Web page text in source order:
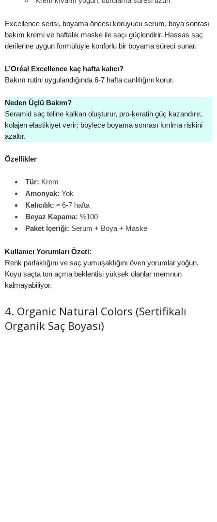
Excellence serisi, boyama öncesi koruyucu serum, boya sonrası
bakım kremi ve haftalık maske ile saçı güçlendirir. Hassas saç
derilerine uygun formülüyle konforlu bir boyama süreci sunar.
L’Oréal Excellence kaç hafta kalıcı?
Bakım rutini uygulandığında 6-7 hafta canlılığını korur.
Neden Üçlü Bakım?
Seramid saç teline kalkan oluşturur, pro-keratin güç kazandırır,
kolajen elastikiyet verir; böylece boyama sonrası kırılma riskini
azaltır.
Özellikler
Tür: Krem
Amonyak: Yok
Kalıcılık: ≈ 6-7 hafta
Beyaz Kapama: %100
Paket İçeriği: Serum + Boya + Maske
Kullanıcı Yorumları Özeti:
Renk parlaklığını ve saç yumuşaklığını öven yorumlar yoğun.
Koyu saçta ton açma beklentisi yüksek olanlar memnun
kalmayabiliyor.
4. Organic Natural Colors (Sertifikalı
Organik Saç Boyası)